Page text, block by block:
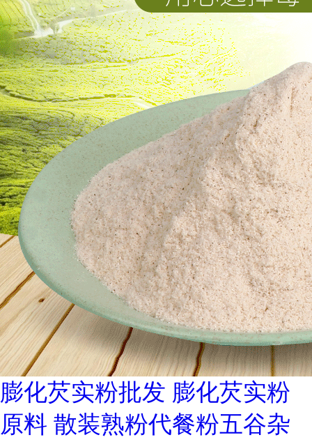
膨化芡实粉批发 膨化芡实粉
原料 散装熟粉代餐粉五谷杂